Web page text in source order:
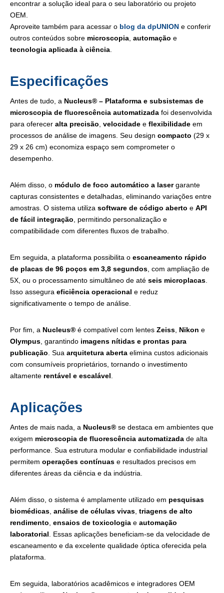
encontrar a solução ideal para o seu laboratório ou projeto
OEM.
Aproveite também para acessar o blog da dpUNION e conferir
outros conteúdos sobre microscopia, automação e
tecnologia aplicada à ciência.
Especificações
Antes de tudo, a Nucleus® – Plataforma e subsistemas de
microscopia de fluorescência automatizada foi desenvolvida
para oferecer alta precisão, velocidade e flexibilidade em
processos de análise de imagens. Seu design compacto (29 x
29 x 26 cm) economiza espaço sem comprometer o
desempenho.
Além disso, o módulo de foco automático a lasergarante
capturas consistentes e detalhadas, eliminando variações entre
amostras. O sistema utiliza software de código aberto e API
de fácil integração, permitindo personalização e
compatibilidade com diferentes fluxos de trabalho.
Em seguida, a plataforma possibilita o escaneamento rápido
de placas de 96 poços em 3,8 segundos, com ampliação de
5X, ou o processamento simultâneo de até seis microplacas.
Isso assegura eficiência operacional e reduz
significativamente o tempo de análise.
Por fim, a Nucleus® é compatível com lentes Zeiss, Nikon e
Olympus, garantindo imagens nítidas e prontas para
publicação. Sua arquitetura aberta elimina custos adicionais
com consumíveis proprietários, tornando o investimento
altamente rentável e escalável.
Aplicações
Antes de mais nada, a Nucleus® se destaca em ambientes que
exigem microscopia de fluorescência automatizada de alta
performance. Sua estrutura modular e confiabilidade industrial
permitem operações contínuas e resultados precisos em
diferentes áreas da ciência e da indústria.
Além disso, o sistema é amplamente utilizado em pesquisas
biomédicas, análise de células vivas, triagens de alto
rendimento, ensaios de toxicologia e automação
laboratorial. Essas aplicações beneficiam-se da velocidade de
escaneamento e da excelente qualidade óptica oferecida pela
plataforma.
Em seguida, laboratórios acadêmicos e integradores OEM